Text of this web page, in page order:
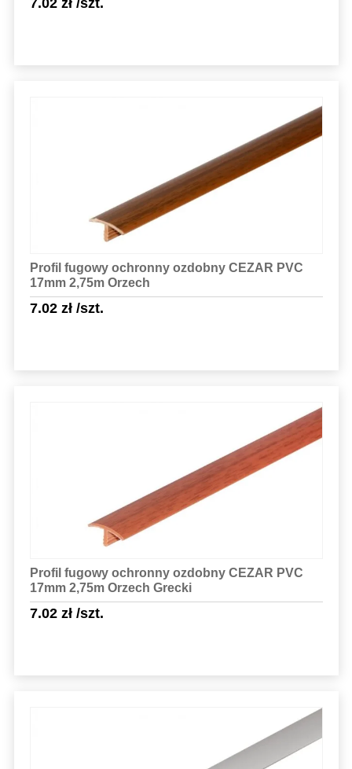
7.02 zł/szt.
Profil fugowy ochronny ozdobny CEZAR PVC
17mm 2,75m Orzech
7.02 zł/szt.
Profil fugowy ochronny ozdobny CEZAR PVC
17mm 2,75m Orzech Grecki
7.02 zł/szt.